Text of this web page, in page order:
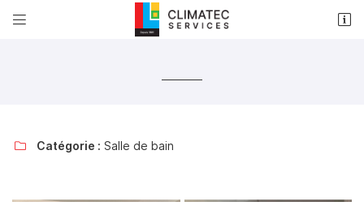
 
 Catégorie : Salle de bain